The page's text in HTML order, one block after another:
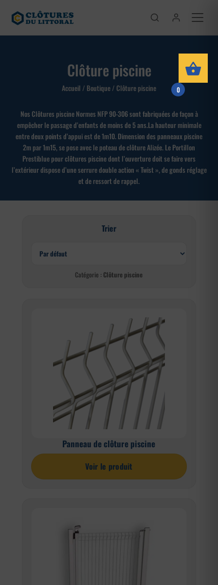
Clôture piscine
Accueil / Boutique/ Clôture piscine
Nos Clôtures piscine Normes NFP 90-306 sont fabriquées de façon à
empêcher le passage d’enfants de moins de 5 ans.La hauteur minimale
entre deux points d’appui est de 1m10. Dimension des panneaux piscine
2m par 1m15, se pose avec le poteau de clôture Alizée. Le Portillon
Prestiblue pour clôtures piscine dont l’ouverture doit se faire vers
l’extérieur dispose d’une serrure double action « Twist », de gonds réglage
et de ressort de rappel.
Trier
Catégorie : Clôture piscine
Panneau de clôture piscine
Voir le produit
0